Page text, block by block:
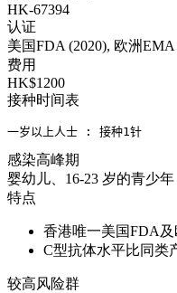
HK-67394
认证
美国FDA (2020), 欧洲
费用
HK$1200
接种时间表
一岁以上人士 : 接种1针
感染高峰期
婴幼儿、16-23 岁的青少年
特点
香港唯一美国FDA
C型抗体水平比同类
较高风险群